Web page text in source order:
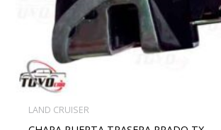
LAND CRUISER